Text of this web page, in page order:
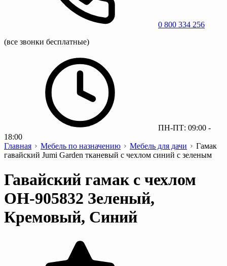
0 800 334 256
(все звонки бесплатные)
ПН-ПТ: 09:00 -
18:00
Главная
Мебель по назначению Мебель для дачи
Гамак
гавайский Jumi Garden тканевый с чехлом синий с зеленым
Гавайский гамак с чехлом
OH-905832 Зеленый,
Кремовый, Синий